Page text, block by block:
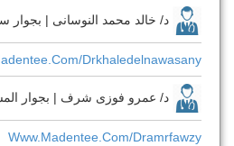
د/ خالد محمد النوسانى | بجوار
drkhaledelnawasany
د/ عمرو فوزى شرف | بجوار
Www.madentee.com/dramrfawzy